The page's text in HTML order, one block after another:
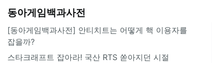
동아게임백과사전
[동아게임백과사전] 안티치트는 어떻게 핵 이용자를
잡을까?
스타크래프트 잡아라! 국산 RTS 쏟아지던 시절